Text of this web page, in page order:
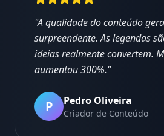
"A qualidade do conteúdo
surpreendente. As legendas
ideias realmente convertem.
aumentou 300%."
P Pedro Oliveira
Criador de Conteúdo